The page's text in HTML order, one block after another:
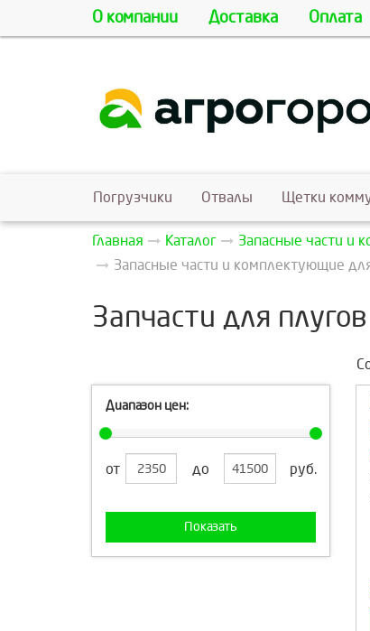
О компании Доставка Оплата
Погрузчики Отвалы Щетки
Главная Каталог Запасные части и
Запасные части и комплектующие
Запчасти для
Диапазон цен:
от до руб.
Показать